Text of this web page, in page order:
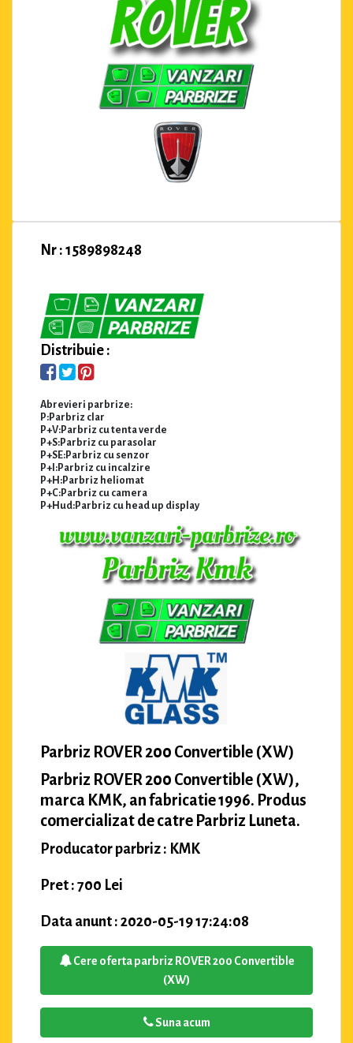
Nr : 1589898248
Distribuie :
Abrevieri parbrize:
P:Parbriz clar
P+V:Parbriz cu tenta verde
P+S:Parbriz cu parasolar
P+SE:Parbriz cu senzor
P+I:Parbriz cu incalzire
P+H:Parbriz heliomat
P+C:Parbriz cu camera
P+Hud:Parbriz cu head up display
Parbriz ROVER 200 Convertible (XW)
Parbriz ROVER 200 Convertible (XW),
marca KMK, an fabricatie 1996. Produs
comercializat de catre Parbriz Luneta.
Producator parbriz : KMK
Pret : 700 Lei
Data anunt : 2020-05-19 17:24:08
Cere oferta parbriz ROVER 200 Convertible
(XW)
Suna acum